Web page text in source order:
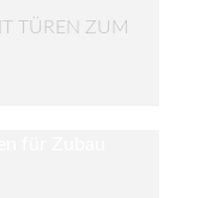
TÜREN ZUM